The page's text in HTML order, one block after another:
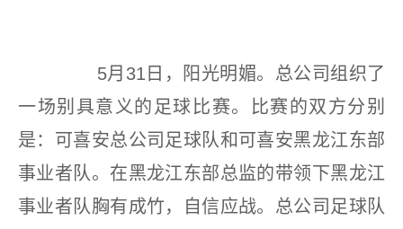
5月31日，阳光明媚。总公司组织了
一场别具意义的足球比赛。比赛的双方分别
是：可喜安总公司足球队和可喜安黑龙江东部
事业者队。在黑龙江东部总监的带领下黑龙江
事业者队胸有成竹，自信应战。总公司足球队